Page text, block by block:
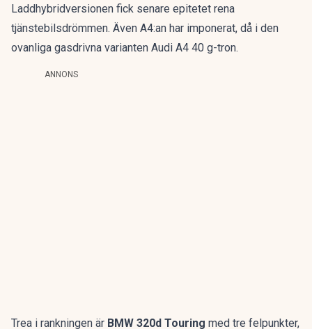
Laddhybridversionen fick senare epitetet rena
tjänstebilsdrömmen. Även A4:an har imponerat, då i den
ovanliga gasdrivna varianten Audi A4 40 g-tron.
ANNONS
Trea i rankningen är BMW 320d Touring med tre felpunkter,